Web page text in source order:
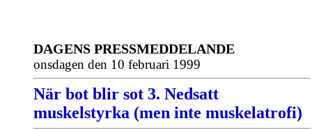
DAGENS PRESSMEDDELANDE
onsdagen den 10 februari 1999
När bot blir sot 3. Nedsatt
muskelstyrka (men inte muskelatrofi)